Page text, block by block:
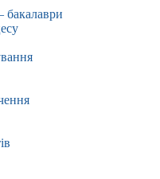
бакалаври